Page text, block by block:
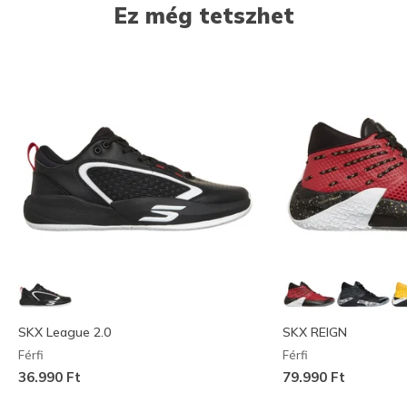
Ez még tetszhet
SKX League 2.0
Férfi
36.990 Ft
SKX REIGN
Férfi
79.990 Ft